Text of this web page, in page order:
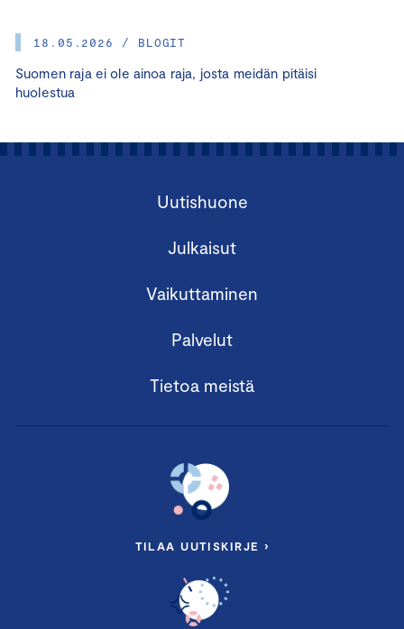
18.05.2026 / BLOGIT
Suomen raja ei ole ainoa raja, josta meidän pitäisi
huolestua
Uutishuone
Julkaisut
Vaikuttaminen
Palvelut
Tietoa meistä
TILAA UUTISKIRJE ›